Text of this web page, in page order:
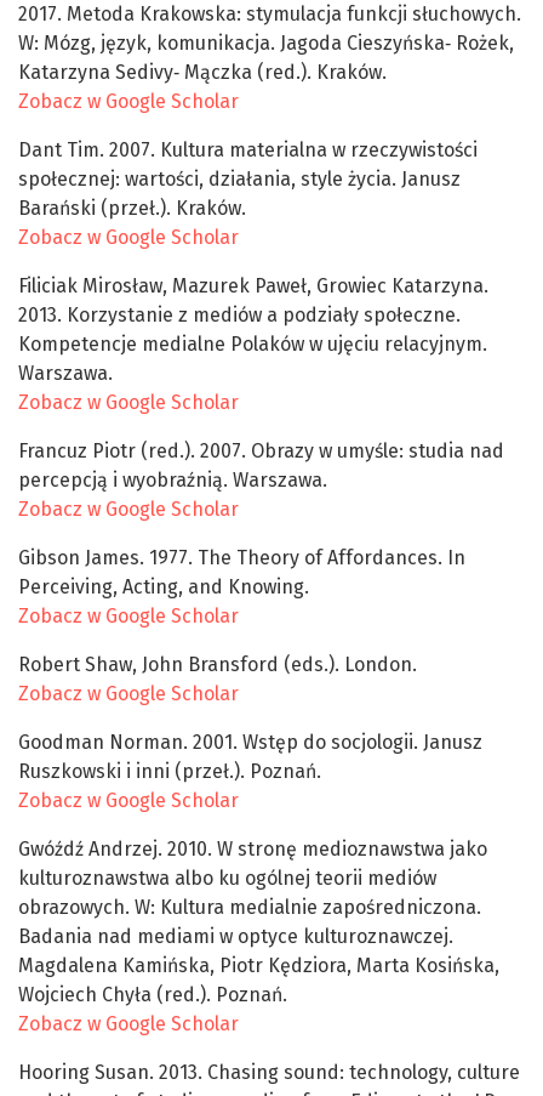
2017. Metoda Krakowska: stymulacja funkcji słuchowych.
W: Mózg, język, komunikacja. Jagoda Cieszyńska‑ Rożek,
Katarzyna Sedivy‑ Mączka (red.). Kraków.
Zobacz w Google Scholar
Dant Tim. 2007. Kultura materialna w rzeczywistości
społecznej: wartości, działania, style życia. Janusz
Barański (przeł.). Kraków.
Zobacz w Google Scholar
Filiciak Mirosław, Mazurek Paweł, Growiec Katarzyna.
2013. Korzystanie z mediów a podziały społeczne.
Kompetencje medialne Polaków w ujęciu relacyjnym.
Warszawa.
Zobacz w Google Scholar
Francuz Piotr (red.). 2007. Obrazy w umyśle: studia nad
percepcją i wyobraźnią. Warszawa.
Zobacz w Google Scholar
Gibson James. 1977. The Theory of Affordances. In
Perceiving, Acting, and Knowing.
Zobacz w Google Scholar
Robert Shaw, John Bransford (eds.). London.
Zobacz w Google Scholar
Goodman Norman. 2001. Wstęp do socjologii. Janusz
Ruszkowski i inni (przeł.). Poznań.
Zobacz w Google Scholar
Gwóźdź Andrzej. 2010. W stronę medioznawstwa jako
kulturoznawstwa albo ku ogólnej teorii mediów
obrazowych. W: Kultura medialnie zapośredniczona.
Badania nad mediami w optyce kulturoznawczej.
Magdalena Kamińska, Piotr Kędziora, Marta Kosińska,
Wojciech Chyła (red.). Poznań.
Zobacz w Google Scholar
Hooring Susan. 2013. Chasing sound: technology, culture